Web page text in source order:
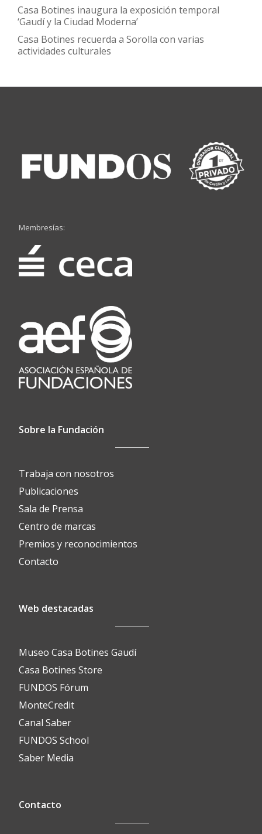
Casa Botines inaugura la exposición temporal
‘Gaudí y la Ciudad Moderna’
Casa Botines recuerda a Sorolla con varias
actividades culturales
Membresías:
Sobre la Fundación
Trabaja con nosotros
Publicaciones
Sala de Prensa
Centro de marcas
Premios y reconocimientos
Contacto
Web destacadas
Museo Casa Botines Gaudí
Casa Botines Store
FUNDOS Fórum
MonteCredit
Canal Saber
FUNDOS School
Saber Media
Contacto